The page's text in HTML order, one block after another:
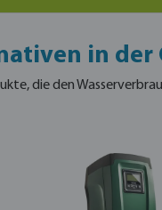
in der
die den